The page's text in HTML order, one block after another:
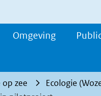
Omgeving
zee Ecologie